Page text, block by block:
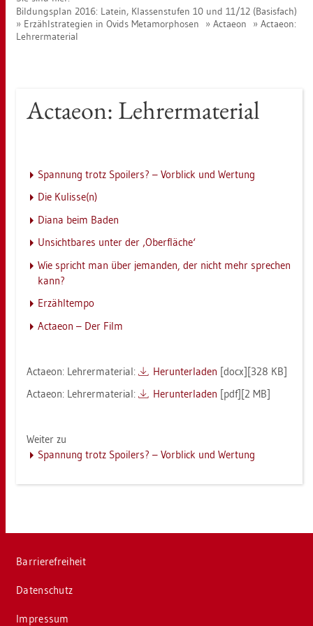
Bil­dungs­plan 2016: La­tein, Klas­sen­stu­fen 10 und 11/12 (Ba­sis­fach)
Er­zähl­stra­te­gi­en in Ovids Me­ta­mor­pho­sen
Ac­taeon
Ac­taeon:
Leh­rer­ma­te­ri­al
Ac­taeon: Leh­rer­ma­te­ri­al
Span­nung trotz Spoi­lers? – Vor­blick und Wer­tung
Die Ku­lis­se(n)
Diana beim Baden
Un­sicht­ba­res unter der ‚Ober­flä­che‘
Wie spricht man über je­man­den, der nicht mehr spre­chen
kann?
Er­zähl­tem­po
Ac­taeon – Der Film
Ac­taeon: Leh­rer­ma­te­ri­al: Her­un­ter­la­den [docx][328 KB]
Ac­taeon: Leh­rer­ma­te­ri­al:
Her­un­ter­la­den [pdf][2 MB]
Wei­ter zu
Span­nung trotz Spoi­lers? – Vor­blick und Wer­tung
Bar­rie­re­frei­heit
Da­ten­schutz
Im­pres­sum